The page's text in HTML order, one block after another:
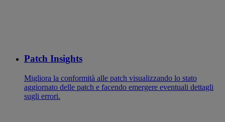
Patch Insights
Migliora la conformità alle patch visualizzando lo stato
aggiornato delle patch e facendo emergere eventuali dettagli
sugli errori.